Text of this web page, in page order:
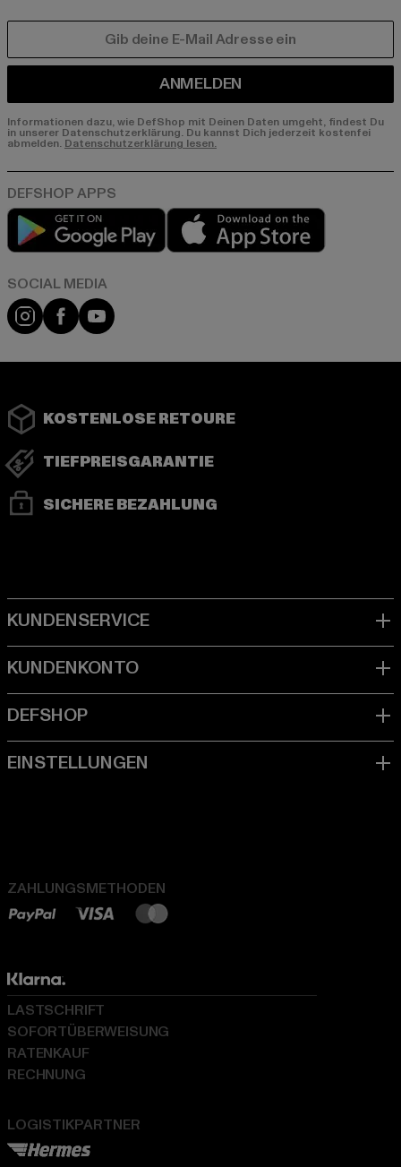
ANMELDEN
Informationen dazu, wie DefShop mit Deinen Daten umgeht, findest Du
in unserer Datenschutzerklärung. Du kannst Dich jederzeit kostenfei
abmelden. Datenschutzerklärung lesen.
Play market
Instagram
FacebookYouTube
KOSTENLOSE RETOURE
TIEFPREISGARANTIE
SICHERE BEZAHLUNG
ZAHLUNGSMETHODEN
LOGISTIKPARTNER
LASTSCHRIFT
SOFORTÜBERWEISUNG
RATENKAUF
RECHNUNG